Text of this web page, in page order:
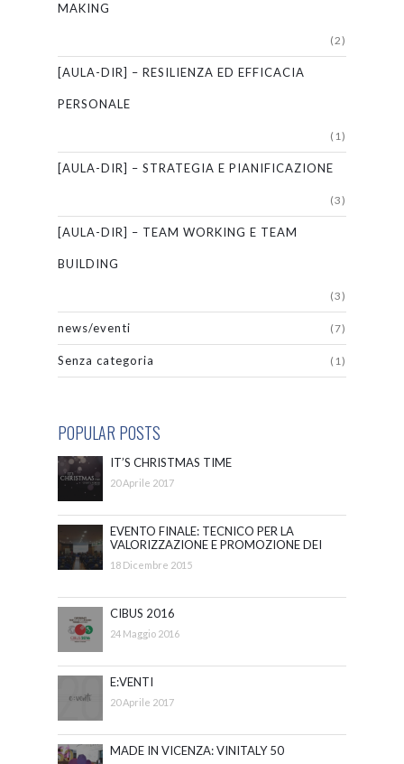
MAKING
(2)
[AULA-DIR] – RESILIENZA ED EFFICACIA
PERSONALE
(1)
[AULA-DIR] – STRATEGIA E PIANIFICAZIONE
(3)
[AULA-DIR] – TEAM WORKING E TEAM
BUILDING
(3)
news/eventi (7)
Senza categoria (1)
POPULAR POSTS
IT’S CHRISTMAS TIME
20 Aprile 2017
EVENTO FINALE: TECNICO PER LA
VALORIZZAZIONE E PROMOZIONE DEI
BENI E DELLE ATTIVITÀ CULTURALI
18 Dicembre 2015
CIBUS 2016
24 Maggio 2016
E:VENTI
20 Aprile 2017
MADE IN VICENZA: VINITALY 50